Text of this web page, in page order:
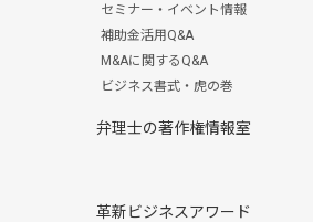
セミナー・イベント情報
補助金活用Q&A
M&Aに関するQ&A
ビジネス書式・虎の巻
弁理士の著作権情報室
革新ビジネスアワード